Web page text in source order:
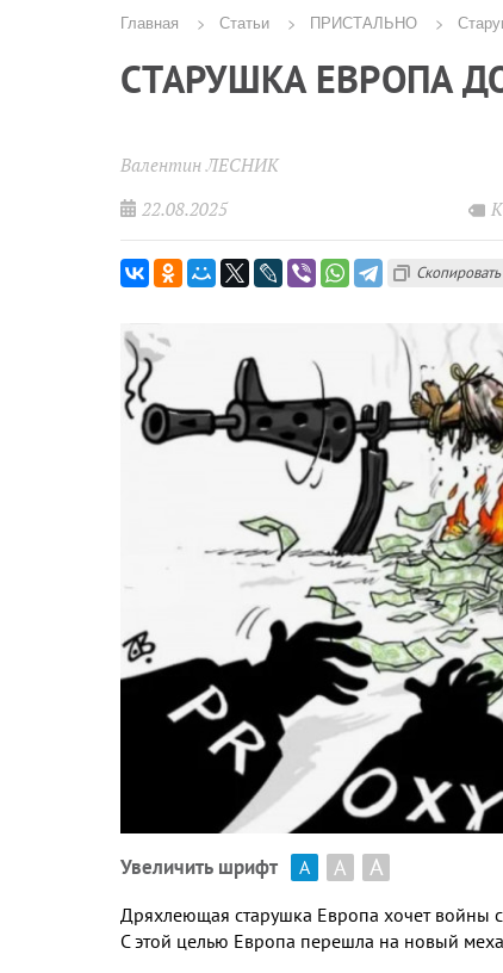
Строка
навигации
Главная Статьи ПРИСТАЛЬНО
СТАРУШКА ЕВРОПА
Валентин ЛЕСНИК
22.08.2025
Увеличить шрифт А А А
Дряхлеющая старушка Европа хочет войны
С этой целью Европа перешла на новый